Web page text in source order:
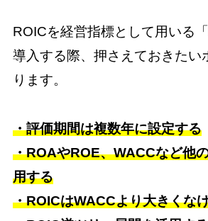
ROICを経営指標として用いる
導入する際、押さえておきたい
ります。
・評価期間は複数年に設定する
・ROAやROE、WACCなど他
用する
・ROICはWACCより大きくな